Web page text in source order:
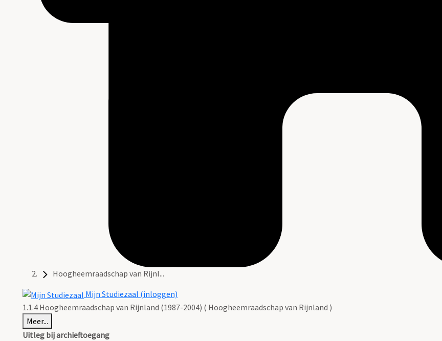
Hoogheemraadschap van Rijnl...
Mijn Studiezaal (inloggen)
1.1.4 Hoogheemraadschap van Rijnland (1987-2004) ( Hoogheemraadschap van Rijnland )
Meer...
Uitleg bij archieftoegang